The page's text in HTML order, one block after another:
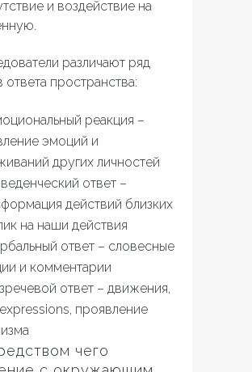
и воздействие на
различают ряд
ответа пространства:
реакция –
эмоций и
других личностей
ответ –
действий близких
на наши действия
ответ – словесные
и комментарии
ответ – движения,
проявление
чего